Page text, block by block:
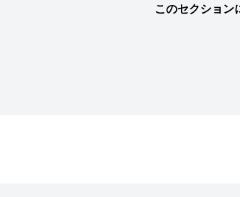
このセクション